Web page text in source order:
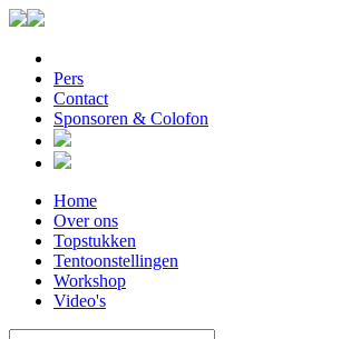
Pers
Contact
Sponsoren & Colofon
Home
Over ons
Topstukken
Tentoonstellingen
Workshop
Video's